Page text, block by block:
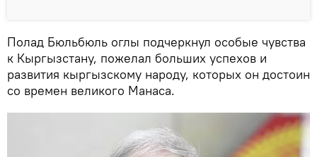
Полад Бюльбюль оглы подчеркнул особые чувства
к Кыргызстану, пожелал больших успехов и
развития кыргызскому народу, которых он достоин
со времен великого Манаса.